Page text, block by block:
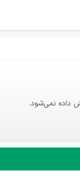
داده نمی‌شود.